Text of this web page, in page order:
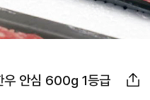
우 안심 600g 1등급